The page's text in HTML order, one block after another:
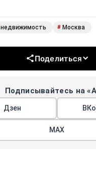
недвижимость # Москва
Поделиться
Подписывайтесь на
Дзен
МАХ